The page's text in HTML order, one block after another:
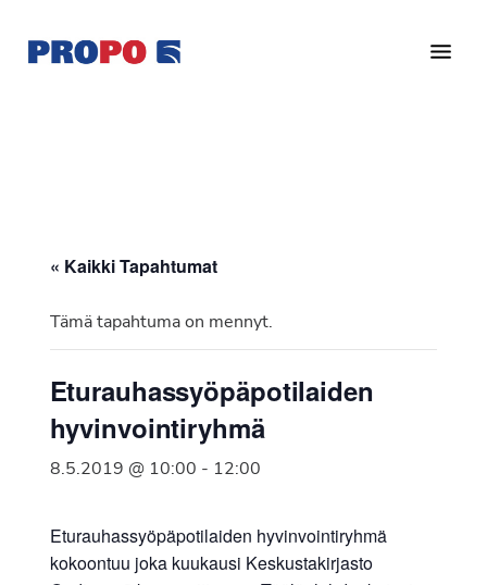
pääsisältöön
alatunnisteeseen
Ry
vuonna
Suomen
Syöpäyhdistyksen
jäsenjärjestö.
« Kaikki Tapahtumat
Tämä tapahtuma on mennyt.
Eturauhassyöpäpotilaiden
hyvinvointiryhmä
8.5.2019 @ 10:00 - 12:00
Eturauhassyöpäpotilaiden hyvinvointiryhmä
kokoontuu joka kuukausi Keskustakirjasto